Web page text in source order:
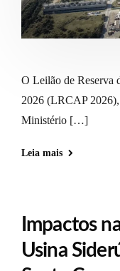
O Leilão de Reserva
2026 (LRCAP
Ministério […]
Leia mais
Impactos
Usina